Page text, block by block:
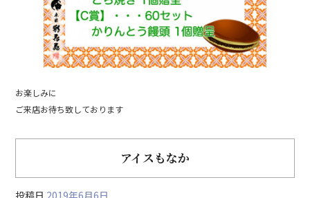
お楽しみに
ご来店お待ち致しております
アイスもなか
投稿日 2019年6月6日